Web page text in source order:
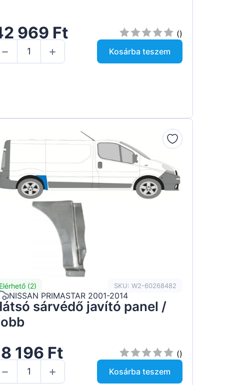
969 Ft
()
Kosárba teszem
Elérhető (2) SKU: W2-60268482
NISSAN PRIMASTAR 2001-2014
sárvédő javító panel /
196 Ft
()
Kosárba teszem